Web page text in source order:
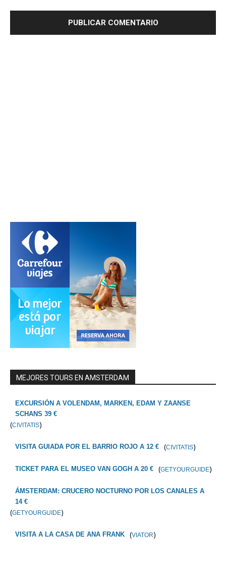
MEJORES TOURS EN AMSTERDAM
EXCURSIÓN A VOLENDAM, MARKEN, EDAM Y ZAANSE
SCHANS 39 €
(CIVITATIS)
VISITA GUIADA POR EL BARRIO ROJO A 12 € (CIVITATIS)
TICKET PARA EL MUSEO VAN GOGH A 20 € (GETYOURGUIDE)
ÁMSTERDAM: CRUCERO NOCTURNO POR LOS CANALES A
14 €
(GETYOURGUIDE)
VISITA A LA CASA DE ANA FRANK (VIATOR)